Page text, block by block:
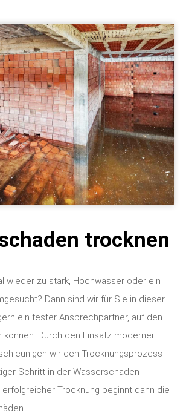
trocknen
wieder zu stark, Hochwasser oder ein
Dann sind wir für Sie in dieser
ein fester Ansprechpartner, auf den
können. Durch den Einsatz moderner
wir den Trocknungsprozess
Schritt in der Wasserschaden-
erfolgreicher Trocknung beginnt dann die